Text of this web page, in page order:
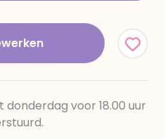
voor 18.00 uur